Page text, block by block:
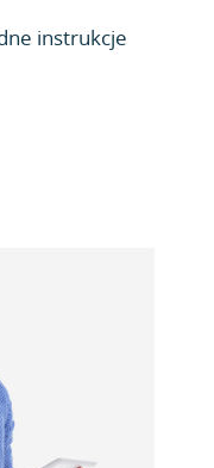
instrukcje